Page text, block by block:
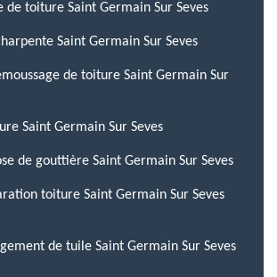
de toiture Saint Germain Sur Seves
Saint Germain Sur Seves
de toiture Saint Germain Sur
Saint Germain Sur Seves
de gouttière Saint Germain Sur Seves
toiture Saint Germain Sur Seves
de tuile Saint Germain Sur Seves